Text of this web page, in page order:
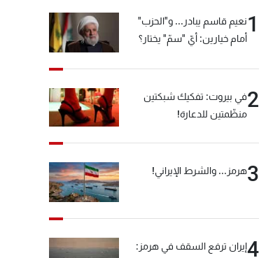
1نعيم قاسم يبادر... و"الحزب"
أمام خيارين: أيّ "سمّ" يختار؟
2في بيروت: تفكيك شبكتين
منظّمتين للدعارة!
3هرمز... والشرط الإيراني!
4إيران ترفع السقف في هرمز: